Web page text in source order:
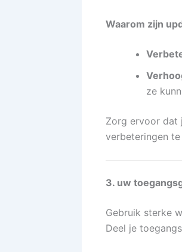
Waarom zijn
ze
Zorg ervoor dat
verbeteringen
3. uw
Gebruik sterke
Deel je